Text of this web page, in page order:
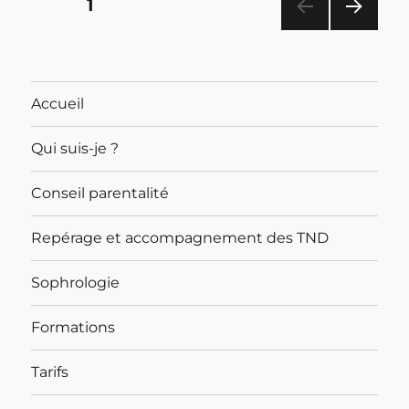
publications
PAGE1
Accueil
Qui suis-je ?
Conseil parentalité
Repérage et accompagnement des TND
Sophrologie
Formations
Tarifs